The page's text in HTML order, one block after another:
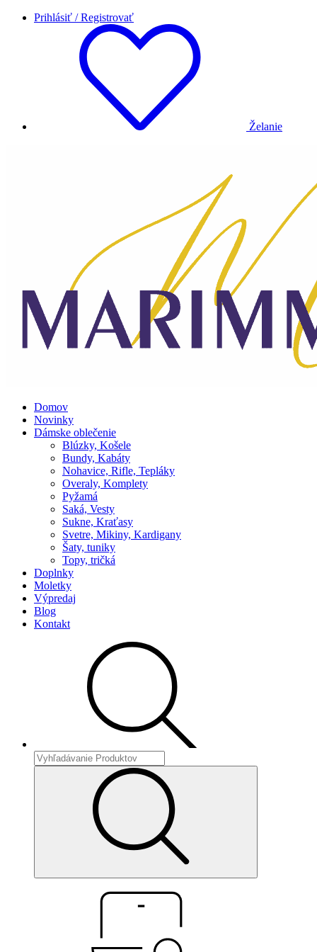
Prihlásiť / Registrovať
Želanie
Domov
Novinky
Dámske oblečenie
Blúzky, Košele
Bundy, Kabáty
Nohavice, Rifle, Tepláky
Overaly, Komplety
Pyžamá
Saká, Vesty
Sukne, Kraťasy
Svetre, Mikiny, Kardigany
Šaty, tuniky
Topy, tričká
Doplnky
Moletky
Výpredaj
Blog
Kontakt